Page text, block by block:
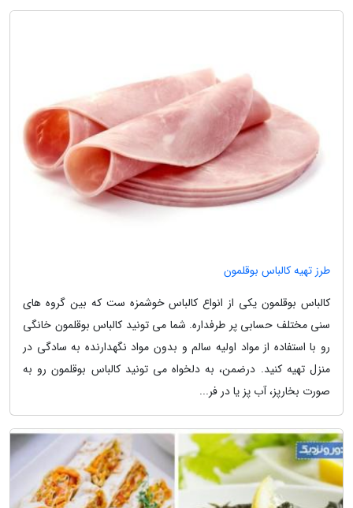
طرز تهیه کالباس بوقلمون
کالباس بوقلمون یکی از انواع کالباس خوشمزه ست که بین گروه های
سنی مختلف حسابی پر طرفداره. شما می تونید کالباس بوقلمون خانگی
رو با استفاده از مواد اولیه سالم و بدون مواد نگهدارنده به سادگی در
منزل تهیه کنید. درضمن، به دلخواه می تونید کالباس بوقلمون رو به
صورت بخارپز، آب پز یا در فر...